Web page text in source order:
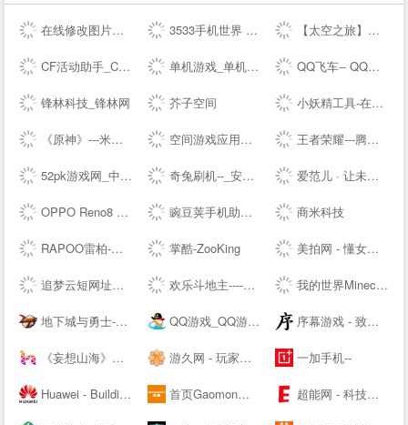
在线修改图片大小尺寸；免费抠图照片处理工具 - 改图神器 3533手机世界 手机改变世界 彩票开奖助手 【太空之旅】新版本爆料 - 和平精英----腾讯游戏
CF活动助手_CF装备助手_穿越火线活动一键领取 - -- 单机游戏_单机游戏下载_单机游戏门户_游侠网 QQ飞车-- QQ飞车---腾讯游戏-竞速网游王者 突破300万同时在线
锋林科技_锋林网 芥子空间 小妖精工具-在线工具箱
《原神》---米哈游全新开放世界 空间游戏应用中心-网页游戏|热门游戏|新游推荐 王者荣耀---腾讯游戏
52pk游戏网_中文游戏门户站 奇兔刷机--_安卓Android刷机工具_一键完美刷机_ROOT软件 爱范儿 · 让未来触手可及
OPPO Reno8 系列 - 人像，从此得「芯」应手 | OPPO -- 豌豆荚手机助手-海量安卓APP应用与游戏免费下载 商米科技
RAPOO雷柏-无线生活-雷柏科技 掌酷-ZooKing 美拍网 - 懂女生，更好看！
追梦云短网址生成工具-页面跳转服务 欢乐斗地主----腾讯游戏 我的世界Minecraft中国版--——你想玩的，这里都有
地下城与勇士-DNF----腾讯游戏-格斗网游王者之作,500万同时在线 QQ游戏_QQ游戏大全_游戏下载_QQ游戏-- 序幕游戏 - 致力于打造一个绝对绿色，安全，简洁的单机游戏爱好者聚集地
《妄想山海》手游官方下载站_礼包领取_腾讯游戏 游久网 - 玩家喜爱的网络游戏资讯门户 - www.uuu9.com 一加手机--
Huawei - Building a Fully Connected, Intelligent World 首页Gaomon高漫 - 新一代数位板和数位屏，新的创作之旅 超能网 - 科技生活第一站